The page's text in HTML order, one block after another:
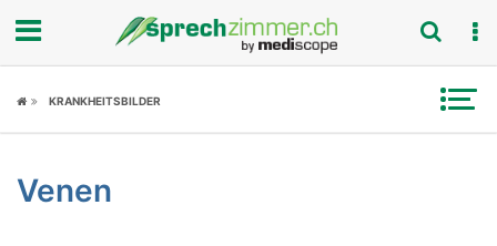
Fokus
Symptome
KRANKHEITSBILDER
Venen